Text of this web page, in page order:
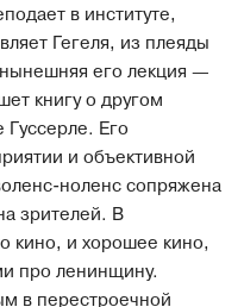
в институте,
Гегеля, из плеяды
его лекция —
книгу о другом
Его
и объективной
ноленс сопряжена
зрителей. В
кино, и хорошее кино,
про ленинщину.
в перестроечной